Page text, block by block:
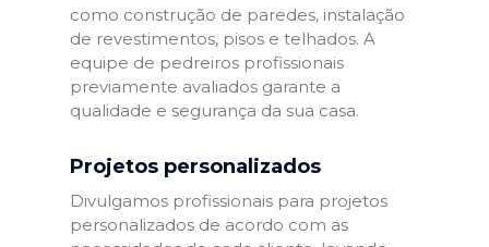
como construção de paredes, instalação
de revestimentos, pisos e telhados. A
equipe de pedreiros profissionais
previamente avaliados garante a
qualidade e segurança da sua casa.
Projetos personalizados
Divulgamos profissionais para projetos
personalizados de acordo com as